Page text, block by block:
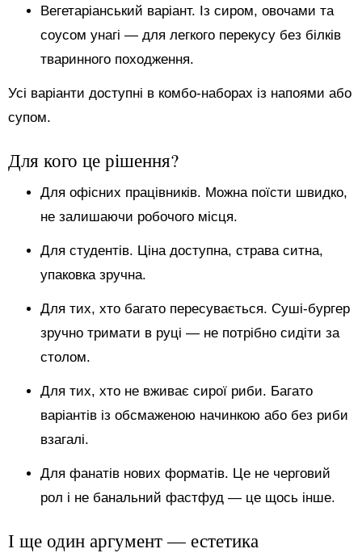
Вегетаріанський варіант. Із сиром, овочами та
соусом унагі — для легкого перекусу без білків
тваринного походження.
Усі варіанти доступні в комбо-наборах із напоями або
супом.
Для кого це рішення?
Для офісних працівників. Можна поїсти швидко,
не залишаючи робочого місця.
Для студентів. Ціна доступна, страва ситна,
упаковка зручна.
Для тих, хто багато пересувається. Суші-бургер
зручно тримати в руці — не потрібно сидіти за
столом.
Для тих, хто не вживає сирої риби. Багато
варіантів із обсмаженою начинкою або без риби
взагалі.
Для фанатів нових форматів. Це не черговий
рол і не банальний фастфуд — це щось інше.
І ще один аргумент — естетика